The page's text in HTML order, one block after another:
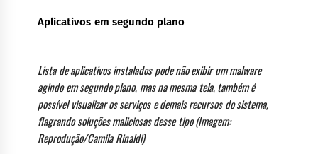
Aplicativos em segundo plano
Lista de aplicativos instalados pode não exibir um malware
agindo em segundo plano, mas na mesma tela, também é
possível visualizar os serviços e demais recursos do sistema,
flagrando soluções maliciosas desse tipo (Imagem:
Reprodução/Camila Rinaldi)